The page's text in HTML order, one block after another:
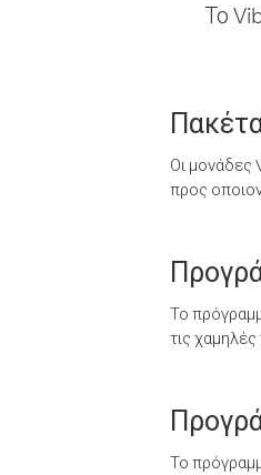
Το
Οι μονάδες
προς
Το
τις
Το